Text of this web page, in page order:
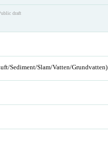
draft
Sediment/Slam/Vatten/Grundvatten)